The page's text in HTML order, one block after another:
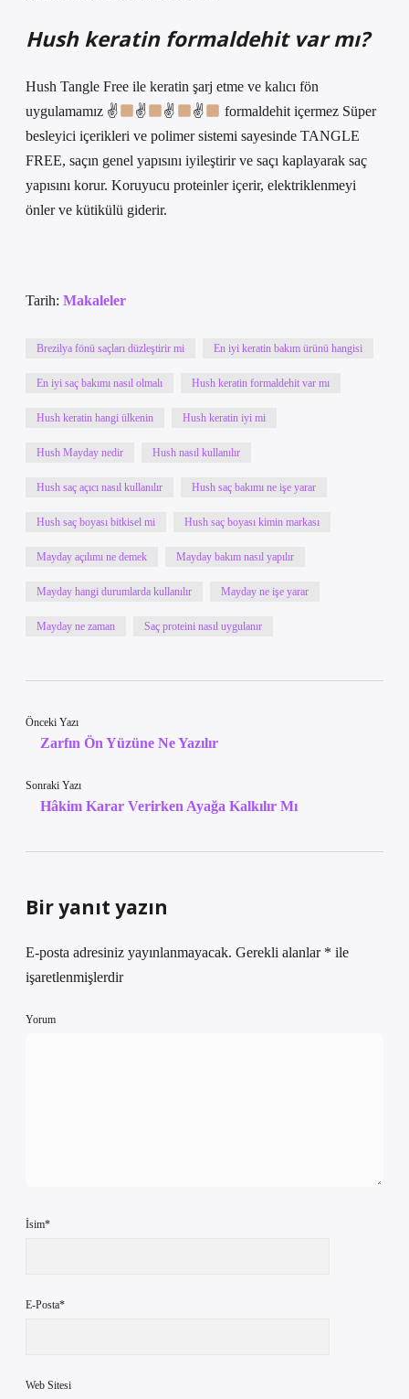
Hush keratin formaldehit var mı?
Hush Tangle Free ile keratin şarj etme ve kalıcı fön
uygulamamız ✌
✌ ✌ ✌
formaldehit içermez Süper
besleyici içerikleri ve polimer sistemi sayesinde TANGLE
FREE, saçın genel yapısını iyileştirir ve saçı kaplayarak saç
yapısını korur. Koruyucu proteinler içerir, elektriklenmeyi
önler ve kütikülü giderir.
Tarih: Makaleler
Brezilya fönü saçları düzleştirir mi En iyi keratin bakım ürünü hangisi
En iyi saç bakımı nasıl olmalı Hush keratin formaldehit var mı
Hush keratin hangi ülkenin Hush keratin iyi mi
Hush Mayday nedir Hush nasıl kullanılır
Hush saç açıcı nasıl kullanılır Hush saç bakımı ne işe yarar
Hush saç boyası bitkisel mi Hush saç boyası kimin markası
Mayday açılımı ne demek Mayday bakım nasıl yapılır
Mayday hangi durumlarda kullanılır Mayday ne işe yarar
Mayday ne zaman Saç proteini nasıl uygulanır
Önceki Yazı
Zarfın Ön Yüzüne Ne Yazılır
Sonraki Yazı
Hâkim Karar Verirken Ayağa Kalkılır Mı
Bir yanıt yazın
E-posta adresiniz yayınlanmayacak. Gerekli alanlar * ile
işaretlenmişlerdir
Yorum
İsim*
E-Posta*
Web Sitesi